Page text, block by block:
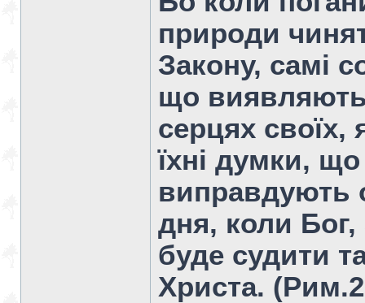
природи
Закону, самі
що виявляють
серцях своїх,
їхні думки,
виправдують
дня, коли Бог,
буде судити
Христа.